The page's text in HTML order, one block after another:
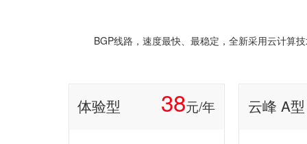
BGP线路，速度最快、最稳定，全新采用云计算
体验型 38元/年 云峰 A型